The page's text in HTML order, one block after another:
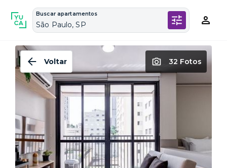
Buscar apartamentos
São Paulo, SP
Voltar 32 Fotos